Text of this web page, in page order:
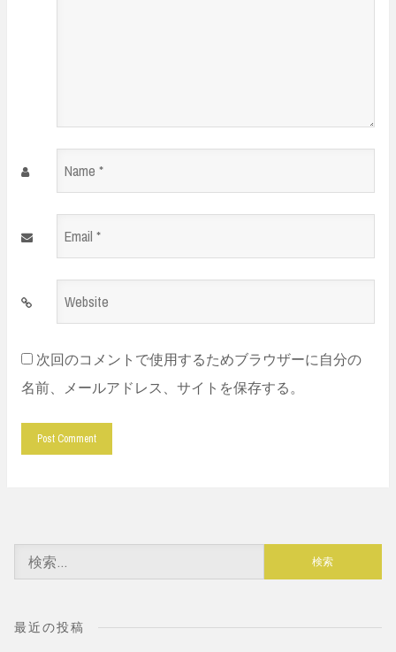
Name
Email
Website
次回のコメントで使用するためブラウザーに自分の
名前、メールアドレス、サイトを保存する。
索:
最近の投稿